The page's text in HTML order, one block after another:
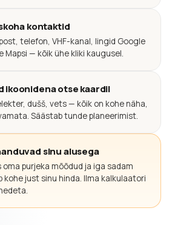
kontaktid
telefon, VHF-kanal, lingid Google
Mapsi — kõik ühe kliki kaugusel.
ikoonidena otse kaardil
dušš, vets — kõik on kohe näha,
Säästab tunde planeerimist.
sinu alusega
oma purjeka mõõdud ja iga sadam
kohe just sinu hinda. Ilma kalkulaatori